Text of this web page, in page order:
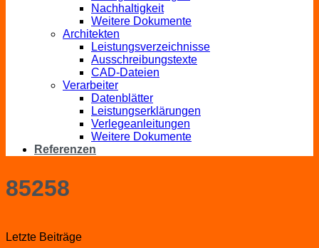
Nachhaltigkeit
Weitere Dokumente
Architekten
Leistungsverzeichnisse
Ausschreibungstexte
CAD-Dateien
Verarbeiter
Datenblätter
Leistungserklärungen
Verlegeanleitungen
Weitere Dokumente
Referenzen
85258
Letzte Beiträge